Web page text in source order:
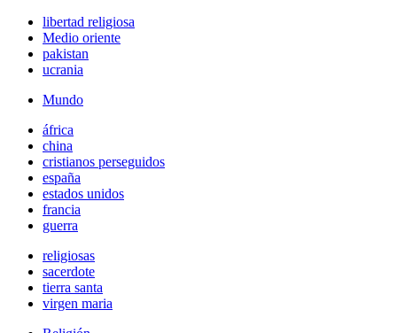
libertad religiosa
Medio oriente
pakistan
ucrania
Mundo
áfrica
china
cristianos perseguidos
españa
estados unidos
francia
guerra
religiosas
sacerdote
tierra santa
virgen maria